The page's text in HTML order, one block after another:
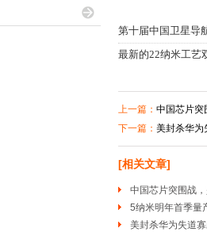
第十届中国卫星导
最新的22纳米工艺
冉承其介绍称，目
支持北斗三号新信
用条件，全频一体
据介绍，国产北斗
上一篇： 中国芯片突
下一篇： 美封杀华为
[相关文章]
中国芯片突围战
5纳米明年首季量
美封杀华为失道